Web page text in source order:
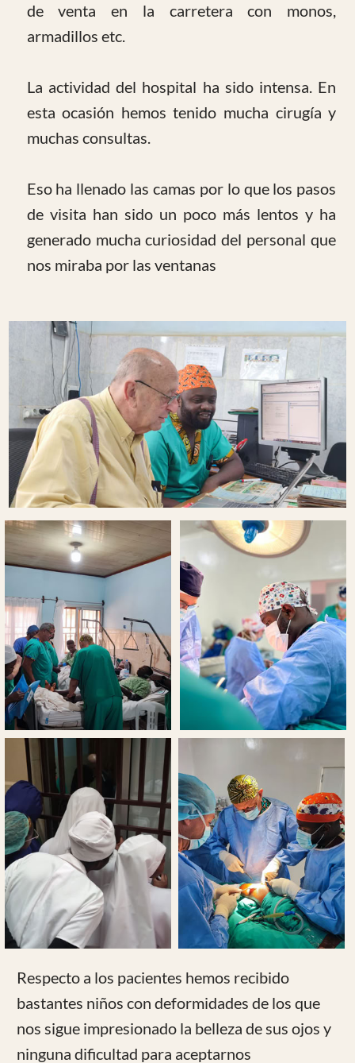
Respecto a los pacientes hemos recibido
bastantes niños con deformidades de los que
nos sigue impresionado la belleza de sus ojos y
ninguna dificultad para aceptarnos
También hemos podido dar un paseo por las
huertas que estaban preciosas y observar un
cielo de nubes que nos ha llamado la
atención
Antes de volver hemos ido al mercado de
telas y a cenar el famoso pollo a la brasa
que en esta ocasión ha sido en un
universitarios que esta muy concurrido